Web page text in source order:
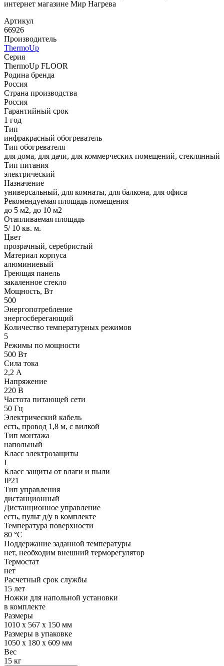
Артикул
66926
Производитель
ThermoUp
Серия
ThermoUp FLOOR
Родина бренда
Россия
Страна производства
Россия
Гарантийный срок
1 год
Тип
инфракрасный обогреватель
Тип обогревателя
для дома, для дачи, для коммерческих помещений, стеклянный
Тип питания
электрический
Назначение
универсальный, для комнаты, для балкона, для офиса
Рекомендуемая площадь помещения
до 5 м2, до 10 м2
Отапливаемая площадь
5/ 10 кв. м.
Цвет
прозрачный, серебристый
Материал корпуса
алюминиевый
Греющая панель
закаленное стекло
Мощность, Вт
500
Энергопотребление
энергосберегающий
Количество температурных режимов
5
Режимы по мощности
500 Вт
Сила тока
2,2 А
Напряжение
220 В
Частота питающей сети
50 Гц
Электрический кабель
есть, провод 1,8 м, с вилкой
Тип монтажа
напольный
Класс электрозащиты
I
Класс защиты от влаги и пыли
IP21
Тип управления
дистанционный
Дистанционное управление
есть, пульт д/у в комплекте
Температура поверхности
80 °С
Поддержание заданной температуры
нет, необходим внешний терморегулятор
Термостат
нет
Расчетный срок службы
15 лет
Ножки для напольной установки
в комплекте
Размеры
1010 х 567 х 150 мм
Размеры в упаковке
1050 х 180 х 609 мм
Вес
15 кг